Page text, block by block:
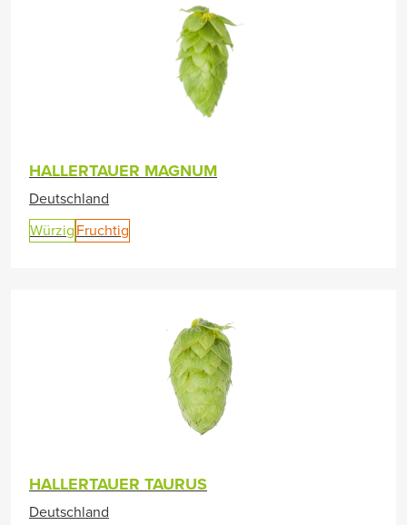
HALLERTAUER MAGNUM
Deutschland
Würzig Fruchtig
HALLERTAUER TAURUS
Deutschland